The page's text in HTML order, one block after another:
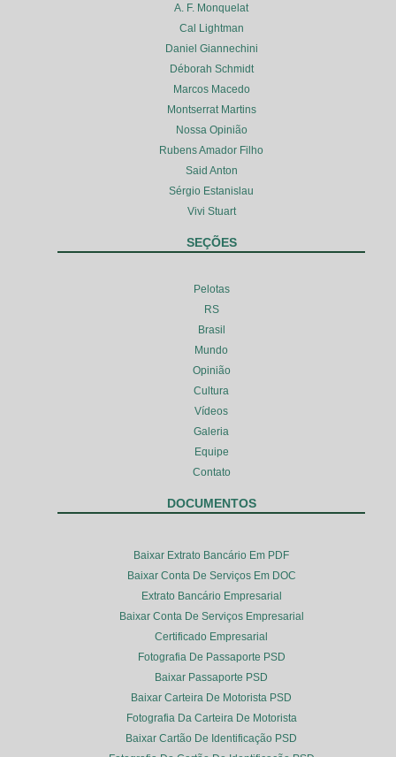
A. F. Monquelat
Cal Lightman
Daniel Giannechini
Déborah Schmidt
Marcos Macedo
Montserrat Martins
Nossa Opinião
Rubens Amador Filho
Said Anton
Sérgio Estanislau
Vivi Stuart
SEÇÕES
Pelotas
RS
Brasil
Mundo
Opinião
Cultura
Vídeos
Galeria
Equipe
Contato
DOCUMENTOS
Baixar Extrato Bancário Em PDF
Baixar Conta De Serviços Em DOC
Extrato Bancário Empresarial
Baixar Conta De Serviços Empresarial
Certificado Empresarial
Fotografia De Passaporte PSD
Baixar Passaporte PSD
Baixar Carteira De Motorista PSD
Fotografia Da Carteira De Motorista
Baixar Cartão De Identificação PSD